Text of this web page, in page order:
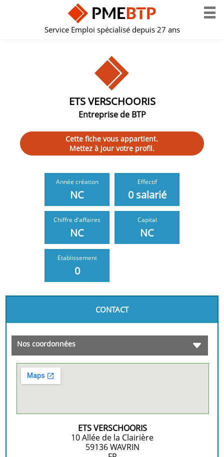
Service Emploi spécialisé depuis 27 ans
ETS VERSCHOORIS
Entreprise de BTP
Cette fiche vous appartient.
Mettez à jour votre profil.
Année création
NC
Effectif
0 salarié
Chiffre d'affaires
NC
Capital
NC
Etablissement
0
CONTACT
Nos coordonnées
ETS VERSCHOORIS
10 Allée de la Clairière
59136WAVRIN